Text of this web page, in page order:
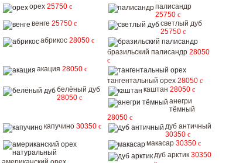
орех 25750 c
палисандр
25750 c
венге 25750 c
светлый дуб
25750 c
абрикос 28050 c
бразильский палисандр 28050
c
акация 28050 c
тангентальный орех 28050 c
белёный дуб
28050 c
каштан 28050 c
анегри
тёмный
28050 c
капучино 30350 c
дуб античный
30350 c
макасар 30350 c
дуб арктик 30350